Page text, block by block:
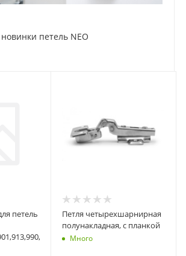
петель NEO
петель
Петля четырехшарнирная
полунакладная, с планкой
Много